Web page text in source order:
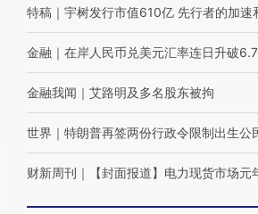
特稿 ｜ 宇树发行市值610亿 先行者的加速
金融 ｜ 在岸人民币兑美元汇率连日升破
金融我闻 ｜ 艾路明及多名股东被拘
世界 ｜ 特朗普再签两份行政令限制出生公
财新周刊 ｜ 【封面报道】电力现货市场元